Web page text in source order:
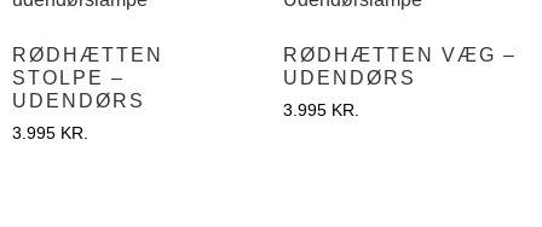
RØDHÆTTEN
STOLPE –
UDENDØRS
3.995 KR.
RØDHÆTTEN VÆG –
UDENDØRS
3.995 KR.